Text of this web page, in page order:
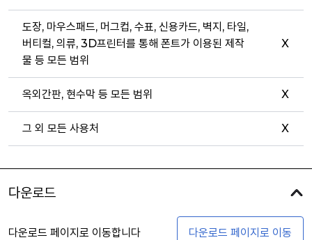
도장, 마우스패드, 머그컵, 수표, 신용카드, 벽지, 타일,
버티컬, 의류, 3D프린터를 통해 폰트가 이용된 제작
물 등 모든 범위
X
옥외간판, 현수막 등 모든 범위 X
그 외 모든 사용처 X
다운로드
다운로드 페이지로 이동합니다 다운로드 페이지로 이동